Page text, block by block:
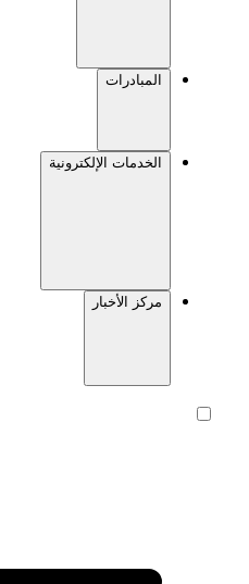
المبادرات
الخدمات الإلكترونية
مركز الأخبار